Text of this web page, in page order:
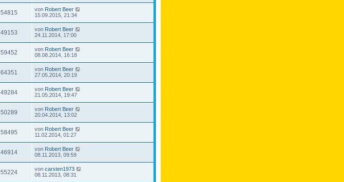
54815 von Robert Beer
15.09.2015, 21:34
49153 von Robert Beer
24.11.2014, 17:00
59452 von Robert Beer
08.08.2014, 16:18
64351 von Robert Beer
27.05.2014, 20:19
49284 von Robert Beer
21.05.2014, 19:47
50289 von Robert Beer
20.04.2014, 13:02
58495 von Robert Beer
11.02.2014, 01:27
46914 von Robert Beer
08.11.2013, 09:59
55224 von carsten1973
08.11.2013, 08:31